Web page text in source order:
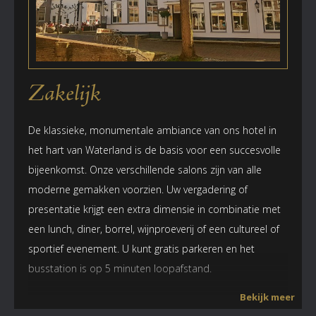
Zakelijk
De klassieke, monumentale ambiance van ons hotel in
het hart van Waterland is de basis voor een succesvolle
bijeenkomst. Onze verschillende salons zijn van alle
moderne gemakken voorzien. Uw vergadering of
presentatie krijgt een extra dimensie in combinatie met
een lunch, diner, borrel, wijnproeverij of een cultureel of
sportief evenement. U kunt gratis parkeren en het
busstation is op 5 minuten loopafstand.
Bekijk meer